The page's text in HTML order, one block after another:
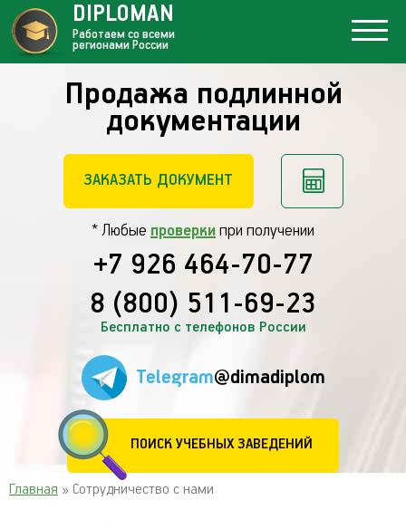
Продажа подлинной
документации
ЗАКАЗАТЬ ДОКУМЕНТ
* Любые проверки при получении
+7 926 464-70-77
8 (800) 511-69-23
Бесплатно с телефонов России
Telegram@dimadiplom
ПОИСК УЧЕБНЫХ ЗАВЕДЕНИЙ
DIPLOMAN
Работаем со всеми
регионами России
Главная » Сотрудничество с нами